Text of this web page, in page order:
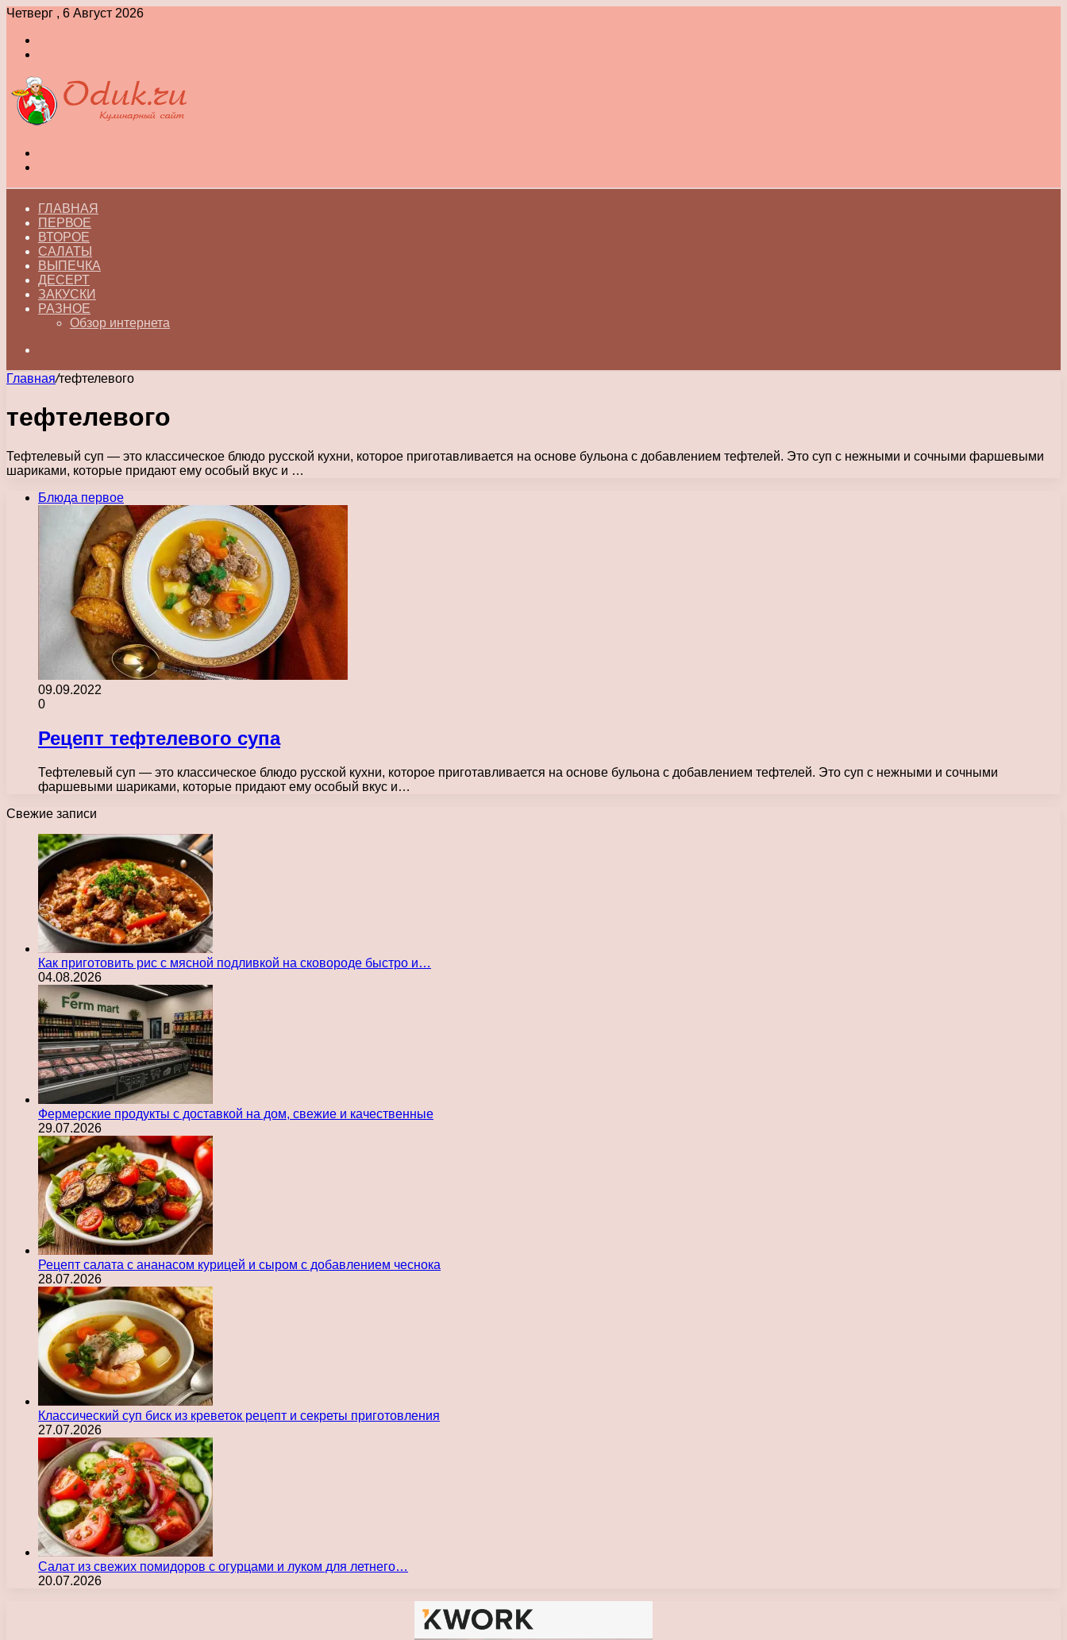
Четверг , 6 Август 2026
ГЛАВНАЯ
ПЕРВОЕ
ВТОРОЕ
САЛАТЫ
ВЫПЕЧКА
ДЕСЕРТ
ЗАКУСКИ
РАЗНОЕ
Обзор интернета
Главная/тефтелевого
тефтелевого
Тефтелевый суп — это классическое блюдо русской кухни, которое приготавливается на основе бульона с добавлением тефтелей. Это суп с нежными и сочными фаршевыми
шариками, которые придают ему особый вкус и …
Блюда первое
09.09.2022
0
Рецепт тефтелевого супа
Тефтелевый суп — это классическое блюдо русской кухни, которое приготавливается на основе бульона с добавлением тефтелей. Это суп с нежными и сочными
фаршевыми шариками, которые придают ему особый вкус и…
Свежие записи
Как приготовить рис с мясной подливкой на сковороде быстро и…
04.08.2026
Фермерские продукты с доставкой на дом, свежие и качественные
29.07.2026
Рецепт салата с ананасом курицей и сыром с добавлением чеснока
28.07.2026
Классический суп биск из креветок рецепт и секреты приготовления
27.07.2026
Салат из свежих помидоров с огурцами и луком для летнего…
20.07.2026